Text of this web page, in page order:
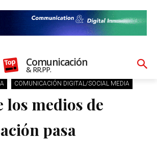
Comunicación
& RR.PP.
COMUNICACIÓN DIGITAL/SOCIAL MEDIA
los medios de
pasa